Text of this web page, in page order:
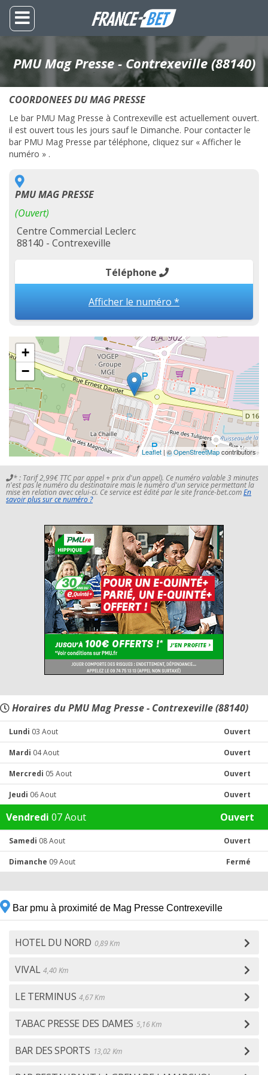
PMU Mag Presse - Contrexeville (88140)
COORDONEES DU MAG PRESSE
Le bar PMU Mag Presse à Contrexeville est actuellement ouvert.
il est ouvert tous les jours sauf le Dimanche. Pour contacter le
bar PMU Mag Presse par téléphone, cliquez sur « Afficher le
numéro » .
PMU MAG PRESSE
(Ouvert)
Centre Commercial Leclerc
88140 - Contrexeville
Téléphone
Afficher le numéro *
+
−
Leaflet | ©OpenStreetMapcontributors
* : Tarif 2,99€ TTC par appel + prix d'un appel). Ce numéro valable 3 minutes
n'est pas le numéro du destinataire mais le numéro d'un service permettant la
mise en relation avec celui-ci. Ce service est édité par le site france-bet.comEn
savoir plus sur ce numéro ?
Horaires du PMU Mag Presse - Contrexeville (88140)
Lundi 03 Aout Ouvert
Mardi 04 Aout Ouvert
Mercredi 05 Aout Ouvert
Jeudi 06 Aout Ouvert
Vendredi 07 Aout Ouvert
Samedi 08 Aout Ouvert
Dimanche 09 Aout Fermé
Bar pmu à proximité de Mag Presse Contrexeville
HOTEL DU NORD 0,89 Km
VIVAL 4,40 Km
LE TERMINUS 4,67 Km
TABAC PRESSE DES DAMES 5,16 Km
BAR DES SPORTS 13,02 Km